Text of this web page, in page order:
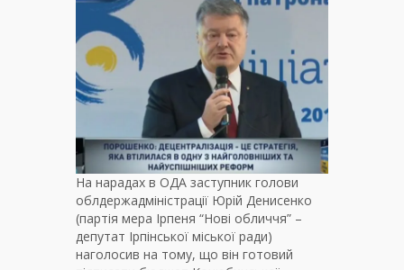
На нарадах в ОДА заступник голови
облдержадміністрації Юрій Денисенко
(партія мера Ірпеня “Нові обличчя” –
депутат Ірпінської міської ради)
наголосив на тому, що він готовий